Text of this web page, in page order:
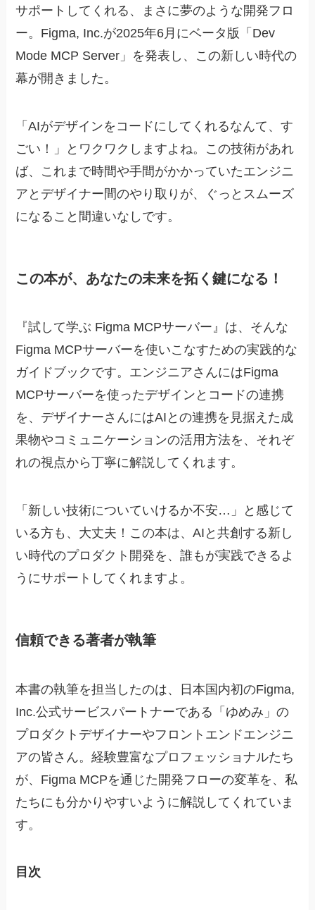
サポートしてくれる、まさに夢のような開発フロ
ー。Figma, Inc.が2025年6月にベータ版「Dev
Mode MCP Server」を発表し、この新しい時代の
幕が開きました。
「AIがデザインをコードにしてくれるなんて、す
ごい！」とワクワクしますよね。この技術があれ
ば、これまで時間や手間がかかっていたエンジニ
アとデザイナー間のやり取りが、ぐっとスムーズ
になること間違いなしです。
この本が、あなたの未来を拓く鍵になる！
『試して学ぶ Figma MCPサーバー』は、そんな
Figma MCPサーバーを使いこなすための実践的な
ガイドブックです。エンジニアさんにはFigma
MCPサーバーを使ったデザインとコードの連携
を、デザイナーさんにはAIとの連携を見据えた成
果物やコミュニケーションの活用方法を、それぞ
れの視点から丁寧に解説してくれます。
「新しい技術についていけるか不安…」と感じて
いる方も、大丈夫！この本は、AIと共創する新し
い時代のプロダクト開発を、誰もが実践できるよ
うにサポートしてくれますよ。
信頼できる著者が執筆
本書の執筆を担当したのは、日本国内初のFigma,
Inc.公式サービスパートナーである「ゆめみ」の
プロダクトデザイナーやフロントエンドエンジニ
アの皆さん。経験豊富なプロフェッショナルたち
が、Figma MCPを通じた開発フローの変革を、私
たちにも分かりやすいように解説してくれていま
す。
目次